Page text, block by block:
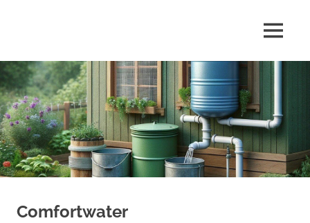
inhoud
schrijft
over
…
MENU
Comfortwater